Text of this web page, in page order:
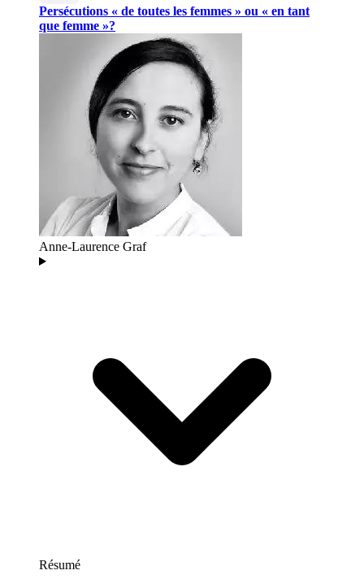
Persécutions « de toutes les femmes » ou « en tant
que femme »?
Anne-Laurence Graf
Résumé